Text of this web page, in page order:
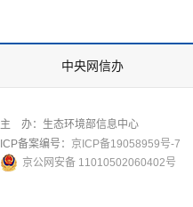
中央网信办
主 办：生态环境部信息中心
ICP备案编号： 京ICP备19058959号-7
京公网安备 11010502060402号